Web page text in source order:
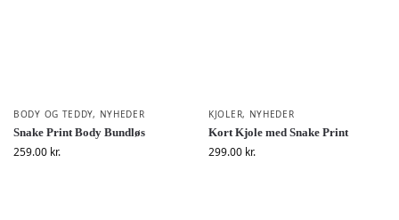
BODY OG TEDDY, NYHEDER
Snake Print Body Bundløs
259.00 kr.
KJOLER, NYHEDER
Kort Kjole med Snake Print
299.00 kr.